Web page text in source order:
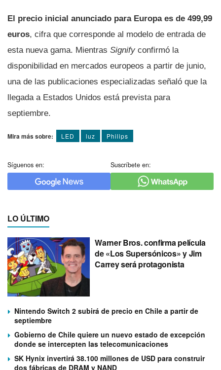
El precio inicial anunciado para Europa es de 499,99
euros, cifra que corresponde al modelo de entrada de
esta nueva gama. Mientras Signify confirmó la
disponibilidad en mercados europeos a partir de junio,
una de las publicaciones especializadas señaló que la
llegada a Estados Unidos está prevista para
septiembre.
Mira más sobre: LED luz Philips
Síguenos en: Suscríbete en:
LO ÚLTIMO
Warner Bros. confirma película
de «Los Supersónicos» y Jim
Carrey será protagonista
Nintendo Switch 2 subirá de precio en Chile a partir de
septiembre
Gobierno de Chile quiere un nuevo estado de excepción
donde se intercepten las telecomunicaciones
SK Hynix invertirá 38.100 millones de USD para construir
dos fábricas de DRAM y NAND